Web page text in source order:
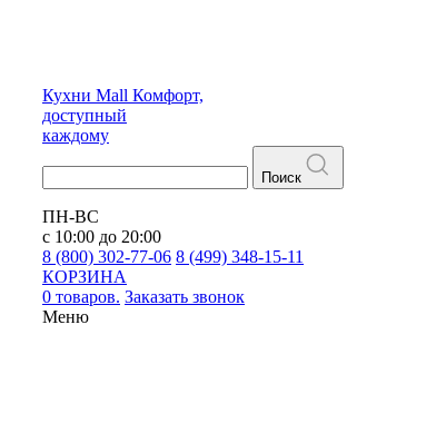
Кухни Mall Комфорт,
доступный
каждому
Поиск
ПН-ВС
с 10:00 до 20:00
8 (800) 302-77-06 8 (499) 348-15-11
КОРЗИНА
0 товаров. Заказать звонок
Меню